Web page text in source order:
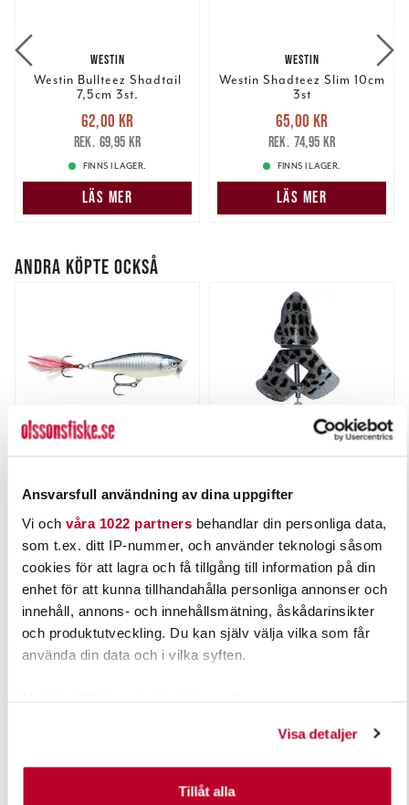
Ansvarsfull användning av dina uppgifter
Vi och våra 1022 partnersbehandlar din personliga data,
som t.ex. ditt IP-nummer, och använder teknologi såsom
cookies för att lagra och få tillgång till information på din
enhet för att kunna tillhandahålla personliga annonser och
innehåll, annons- och innehållsmätning, åskådarinsikter
och produktutveckling. Du kan själv välja vilka som får
använda din data och i vilka syften.
Identifiera din enhet genom att aktivt skanna den för
specifika kännetecken (fingeravtryck)
Visa detaljer
Tillåt alla
WESTIN
Westin Bullteez Shadtail
7,5cm 3st.
Nuvarande pris
62,00 krTidigare pris
69,95 kr
62,00 kr
69,95 kr
FINNS I LAGER.
LÄS MER
WESTIN
Westin Shadteez Slim 10cm
3st
Nuvarande pris
65,00 krTidigare pris
74,95 kr
65,00 kr
74,95 kr
FINNS I LAGER.
LÄS MER
ANDRA KÖPTE OCKSÅ
Rapala Skitter Pop 7cm/7g
Nuvarande pris:
125,00 krTidigare pris:
169,00 kr
125,00 kr
169,00 kr
FINNS I LAGER.
LÄS MER
Frog FroggeRock
Nuvarande pris:
42,00 krTidigare pris:
59,00 kr
42,00 kr
59,00 kr
FINNS I LAGER.
LÄS MER